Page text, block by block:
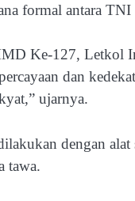
formal antara
Ke-127, Letkol
dan
ujarnya.
dengan
tawa.